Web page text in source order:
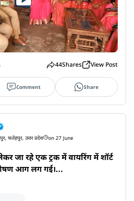
44Shares View Post
Comment Share
फतेहपुर, उत्तर प्रदेश on 27 June
जा रहे एक ट्रक में वायरिंग में शॉर्ट
आग लग गई।...